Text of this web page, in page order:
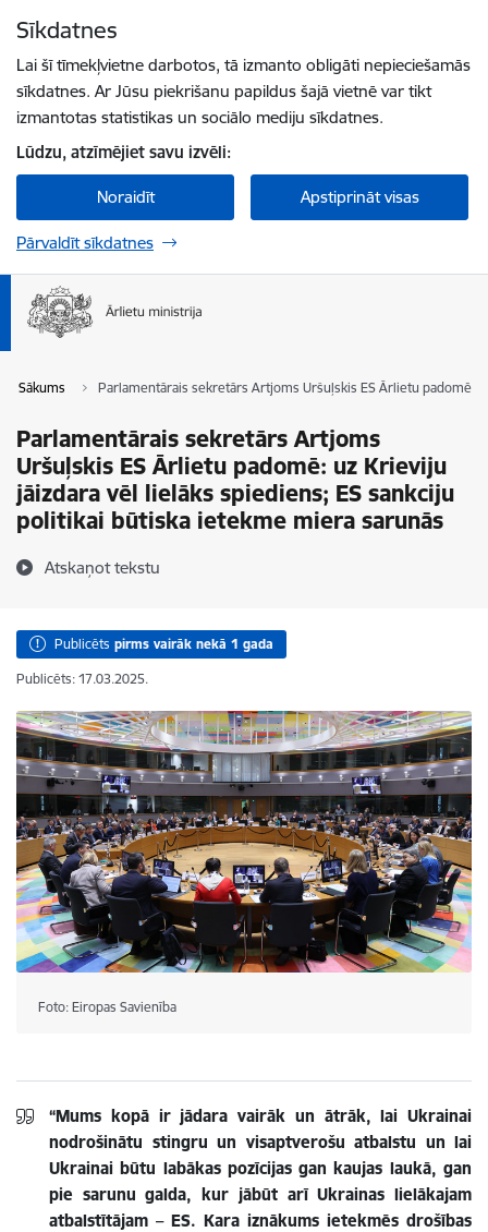
Sīkdatnes
Lai šī tīmekļvietne darbotos, tā izmanto obligāti nepieciešamās
sīkdatnes. Ar Jūsu piekrišanu papildus šajā vietnē var tikt
izmantotas statistikas un sociālo mediju sīkdatnes.
Lūdzu, atzīmējiet savu izvēli:
Noraidīt Apstiprināt visas
Pārvaldīt sīkdatnes
Sākums Parlamentārais sekretārs Artjoms Uršuļskis ES Ārlietu padomē:
Parlamentārais sekretārs Artjoms
Uršuļskis ES Ārlietu padomē: uz Krieviju
jāizdara vēl lielāks spiediens; ES sankciju
politikai būtiska ietekme miera sarunās
Atskaņot tekstu
Publicēts pirms vairāk nekā 1 gada
Publicēts: 17.03.2025.
Foto: Eiropas Savienība
“Mums kopā ir jādara vairāk un ātrāk, lai Ukrainai
nodrošinātu stingru un visaptverošu atbalstu un lai
Ukrainai būtu labākas pozīcijas gan kaujas laukā, gan
pie sarunu galda, kur jābūt arī Ukrainas lielākajam
atbalstītājam – ES. Kara iznākums ietekmēs drošības